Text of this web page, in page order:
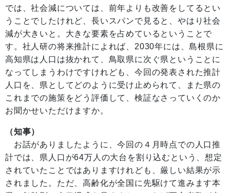
では、社会減については、前年よりも改善をしてるとい
うことでしたけれど、長いスパンで見ると、やはり社会
減が大きいと。大きな要素を占めているということで
す。社人研の将来推計によれば、2030年には、島根県に
高知県は人口は抜かれて、鳥取県に次ぐ県ということに
なってしまうわけですけれども、今回の発表された推計
人口を、県としてどのように受け止められて、また県の
これまでの施策をどう評価して、検証なさっていくのか
お聞かせいただけますか。
（知事）
お話がありましたように、今回の４月時点での人口推
計では、県人口が64万人の大台を割り込むという、想定
されていたことではありますけれども、厳しい結果が示
されました。ただ、高齢化が全国に先駆けて進みます本